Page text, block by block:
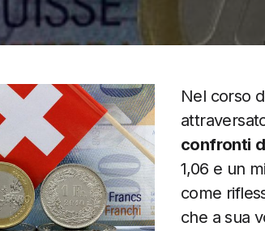
Nel corso
confronti
1,06 e un
come
che a sua